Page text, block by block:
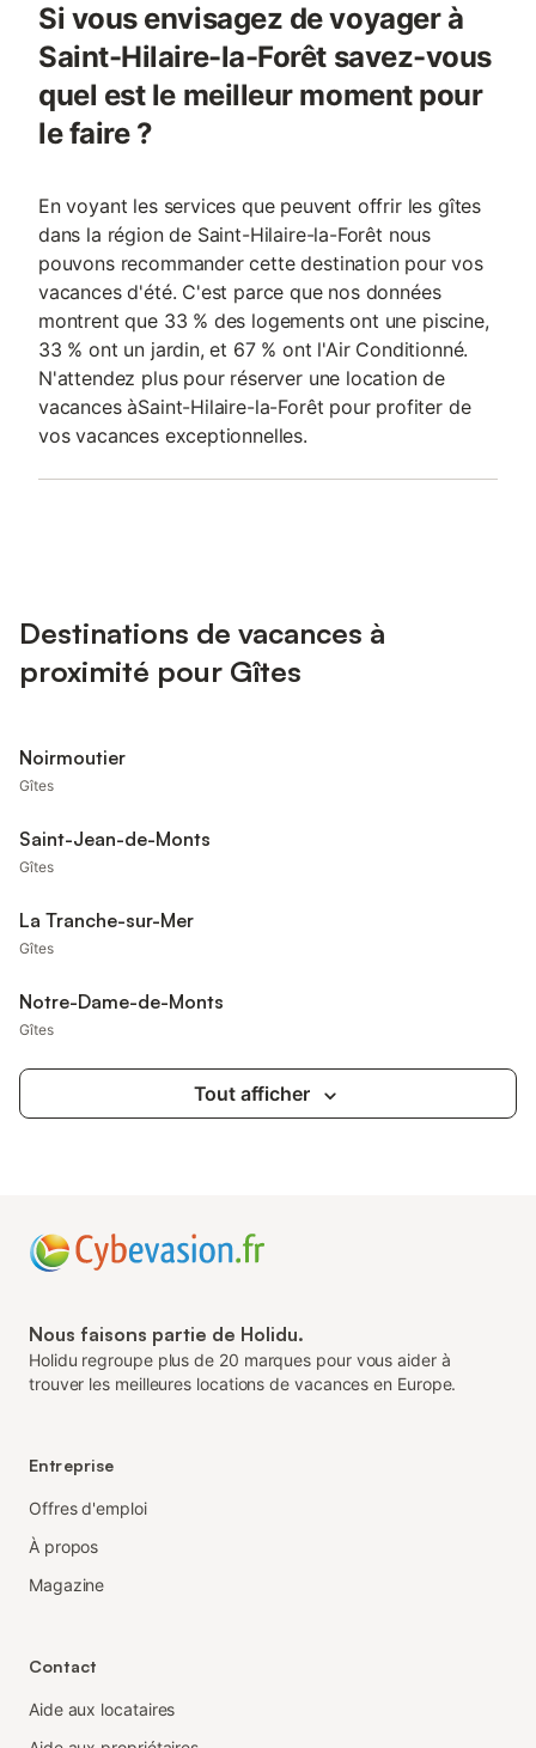
Si vous envisagez de voyager à
Saint-Hilaire-la-Forêt savez-vous
quel est le meilleur moment pour
le faire ?
En voyant les services que peuvent offrir les gîtes
dans la région de Saint-Hilaire-la-Forêt nous
pouvons recommander cette destination pour vos
vacances d'été. C'est parce que nos données
montrent que 33 % des logements ont une piscine,
33 % ont un jardin, et 67 % ont l'Air Conditionné.
N'attendez plus pour réserver une location de
vacances àSaint-Hilaire-la-Forêt pour profiter de
vos vacances exceptionnelles.
Destinations de vacances à
proximité pour Gîtes
Noirmoutier
Gîtes
Saint-Jean-de-Monts
Gîtes
La Tranche-sur-Mer
Gîtes
Notre-Dame-de-Monts
Gîtes
Tout afficher
Nous faisons partie de Holidu.
Holidu regroupe plus de 20 marques pour vous aider à
trouver les meilleures locations de vacances en Europe.
Entreprise
Offres d'emploi
À propos
Magazine
Contact
Aide aux locataires